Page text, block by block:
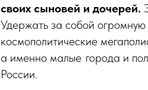
своих сыновей и дочерей.
Удержать за собой
космополитические
а именно малые города и
России.